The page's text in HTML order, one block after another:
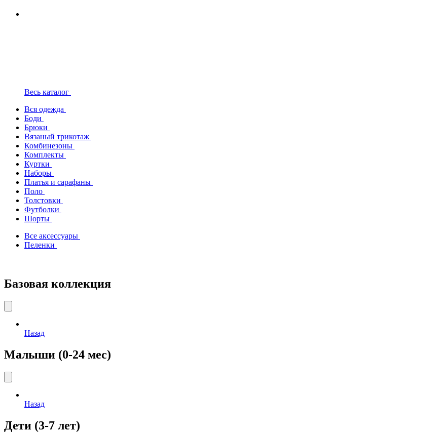
Весь каталог
Вся одежда
Боди
Брюки
Вязаный трикотаж
Комбинезоны
Комплекты
Куртки
Наборы
Платья и сарафаны
Поло
Толстовки
Футболки
Шорты
Все аксессуары
Пеленки
Базовая коллекция
Назад
Малыши (0-24 мес)
Назад
Дети (3-7 лет)